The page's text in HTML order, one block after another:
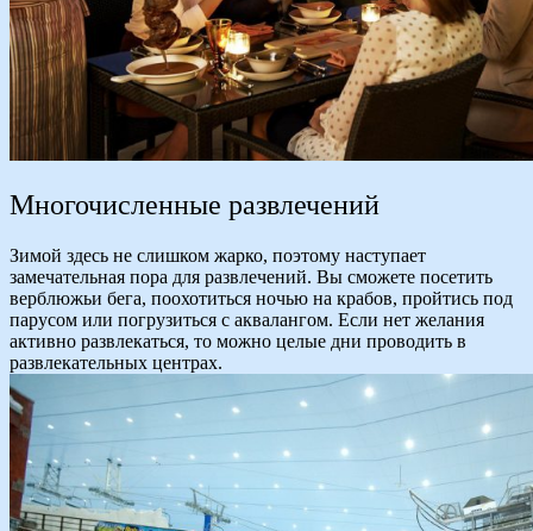
Многочисленные развлечений
Зимой здесь не слишком жарко, поэтому наступает
замечательная пора для развлечений. Вы сможете посетить
верблюжьи бега, поохотиться ночью на крабов, пройтись под
парусом или погрузиться с аквалангом. Если нет желания
активно развлекаться, то можно целые дни проводить в
развлекательных центрах.